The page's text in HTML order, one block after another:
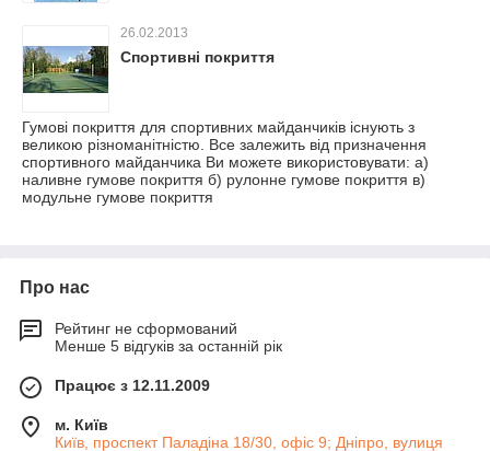
26.02.2013
Спортивні покриття
Гумові покриття для спортивних майданчиків існують з
великою різноманітністю. Все залежить від призначення
спортивного майданчика Ви можете використовувати: а)
наливне гумове покриття б) рулонне гумове покриття в)
модульне гумове покриття
Про нас
Рейтинг не сформований
Менше 5 відгуків за останній рік
Працює з 12.11.2009
м. Київ
Київ, проспект Паладіна 18/30, офіс 9; Дніпро, вулиця